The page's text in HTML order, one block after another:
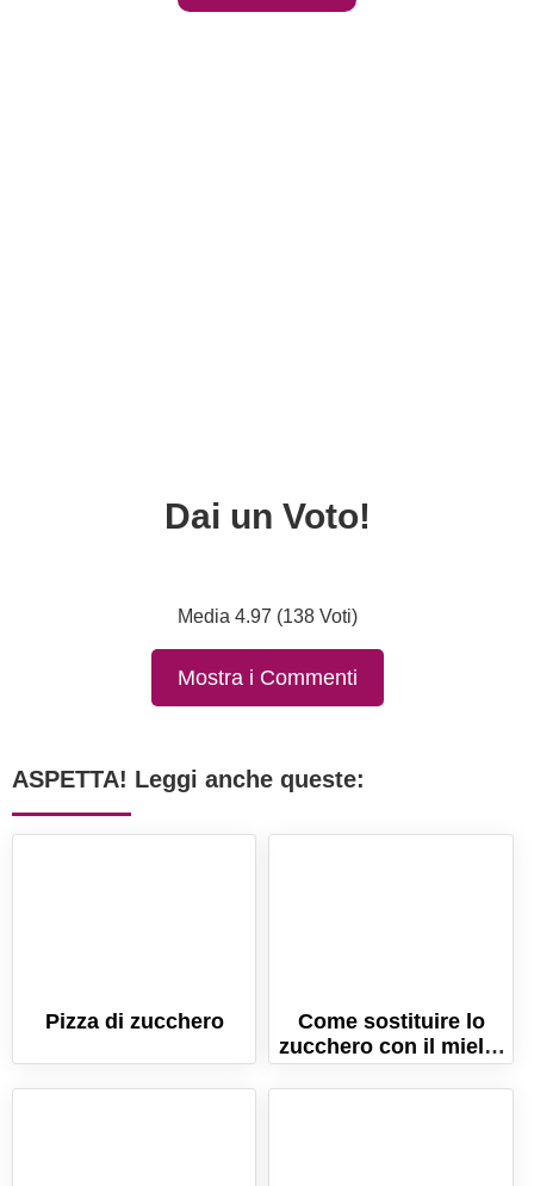
Dai un Voto!
Media 4.97 (138 Voti)
Mostra i Commenti
ASPETTA! Leggi anche queste:
Pizza di zucchero
Come sostituire lo
zucchero con il miele:
un'alternativa sana
nella cucina di tutti i